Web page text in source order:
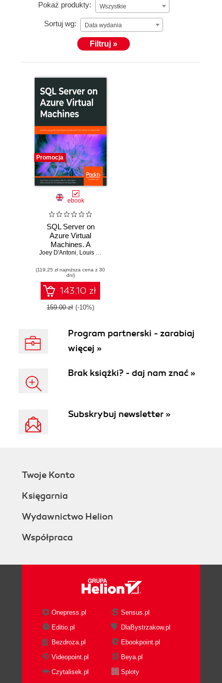
Pokaż produkty: Wszystkie
Sortuj wg: Data wydania
Filtruj »
Promocja
ebook
SQL Server on
Azure Virtual
Machines. A
hands-on guide to
Microsoft SQL
Server on Azure
VMs
Joey D'Antoni, Louis Davidson
(119,25 zł najniższa cena z 30
dni)
143.10 zł
159.00 zł (-10%)
Program partnerski - zarabiaj
więcej »
Brak książki? - daj nam znać »
Subskrybuj newsletter »
Twoje Konto
Księgarnia
Wydawnictwo Helion
Współpraca
Onepress.pl
Sensus.pl
Editio.pl
DlaBystrzakow.pl
Bezdroza.pl
Ebookpoint.pl
Videopoint.pl
Beya.pl
Czytalisek.pl
Sploty